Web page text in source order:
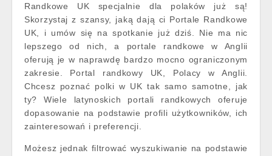
Randkowe UK specjalnie dla polaków już są!
Skorzystaj z szansy, jaką dają ci Portale Randkowe
UK, i umów się na spotkanie już dziś. Nie ma nic
lepszego od nich, a portale randkowe w Anglii
oferują je w naprawdę bardzo mocno ograniczonym
zakresie. Portal randkowy UK, Polacy w Anglii.
Chcesz poznać polki w UK tak samo samotne, jak
ty? Wiele latynoskich portali randkowych oferuje
dopasowanie na podstawie profili użytkowników, ich
zainteresowań i preferencji.
Możesz jednak filtrować wyszukiwanie na podstawie